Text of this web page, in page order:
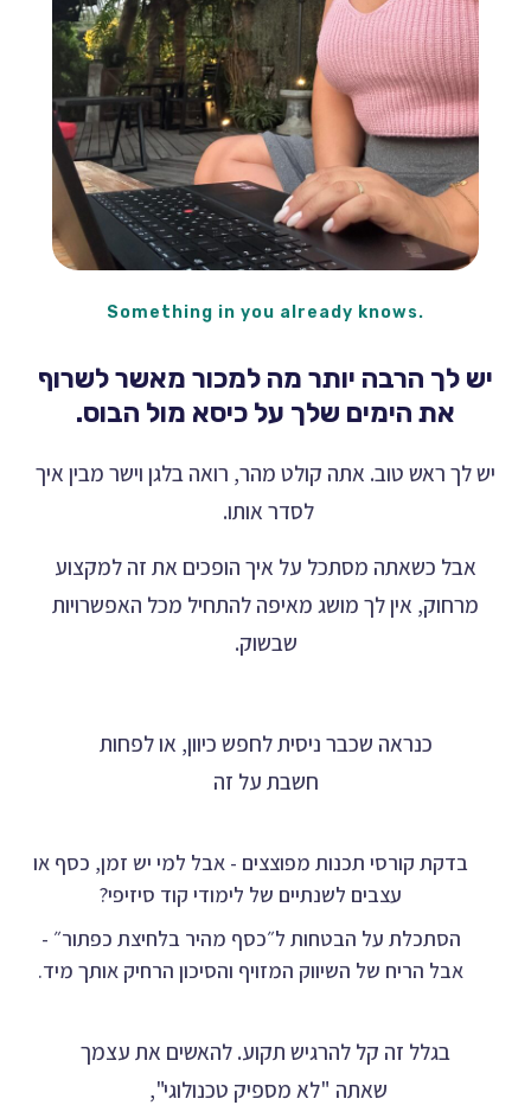
Something in you already knows.
יש לך הרבה יותר מה למכור מאשר לשרוף
את הימים שלך על כיסא מול הבוס.
לך ראש טוב. אתה קולט מהר, רואה בלגן וישר מבין איך
לסדר אותו.
אבל כשאתה מסתכל על איך הופכים את זה למקצוע
מרחוק, אין לך מושג מאיפה להתחיל מכל האפשרויות
שבשוק.
כנראה שכבר ניסית לחפש כיוון, או לפחות
חשבת על זה
בדקת קורסי תכנות מפוצצים - אבל למי יש זמן, כסף או
עצבים לשנתיים של לימודי קוד סיזיפי?
הסתכלת על הבטחות ל״כסף מהיר בלחיצת כפתור״ -
אבל הריח של השיווק המזויף והסיכון הרחיק אותך מיד.
בגלל זה קל להרגיש תקוע. להאשים את עצמך
שאתה "לא מספיק טכנולוגי",